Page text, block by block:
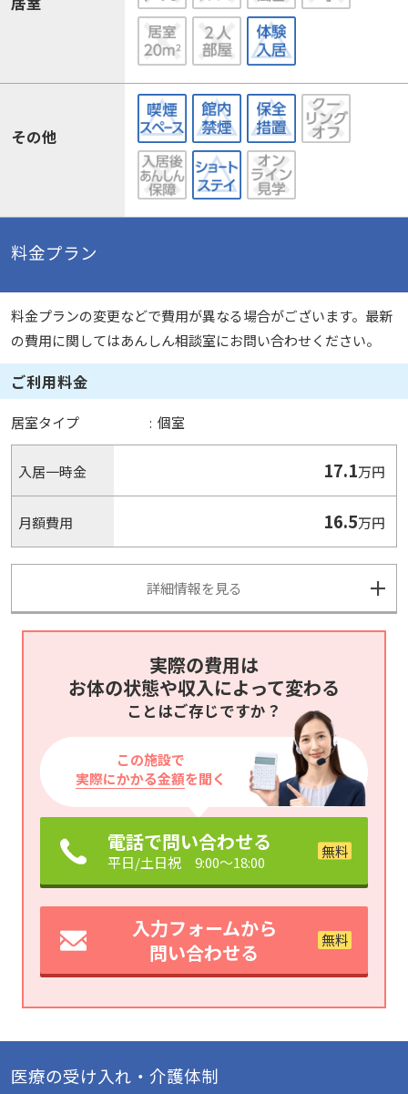
その他
料金プラン
料金プランの変更などで費用が異なる場合がございます。最新
の費用に関してはあんしん相談室にお問い合わせください。
ご利用料金
居室タイプ : 個室
入居一時金 17.1万円
月額費用 16.5万円
詳細情報を見る
実際の費用は
お体の状態や収入によって変わる
ことはご存じですか？
この施設で
実際にかかる金額を聞く
電話で問い合わせる
平日/土日祝 9:00～18:00
入力フォームから
問い合わせる
医療の受け入れ・介護体制